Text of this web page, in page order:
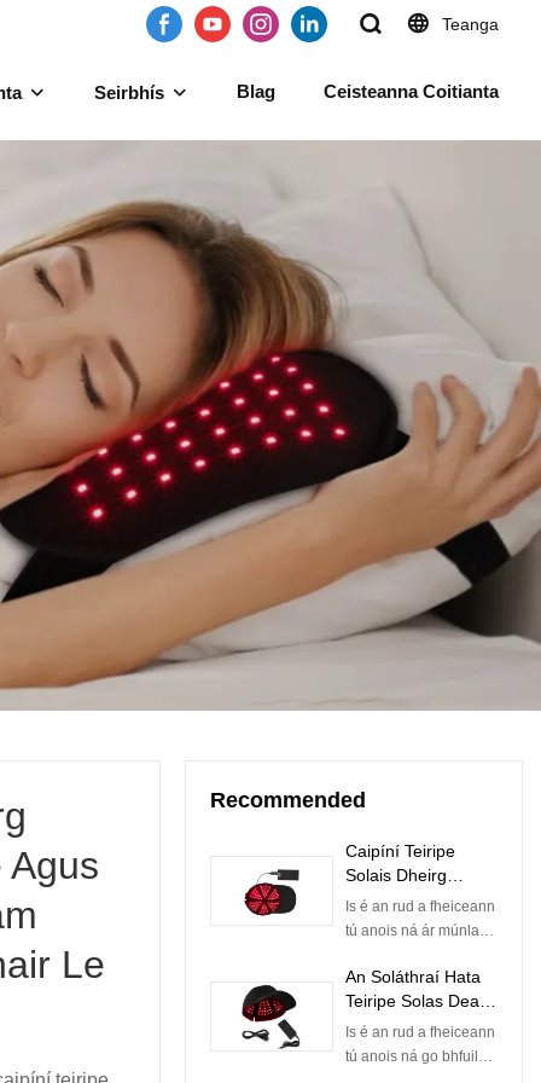
Teanga
Seirbhís Blag Ceisteanna Coitianta
Agus
Le
Recommended
Caipíní Teiripe
Solais Dheirg
Kinreen Trí
Thonnfhad 630nm
Chun Gruaige-fhás;
670nm 810nm le
Is é an rud a fheiceann
tú anois ná ár múnla
solais dearga ag
déanamh tástála
aosaithe.Déanann ár
gcuid táirgí go léir
An Soláthraí Hata
Teiripe Solas Dearg
is Fearr
Is é an rud a fheiceann
tú anois ná go bhfuil